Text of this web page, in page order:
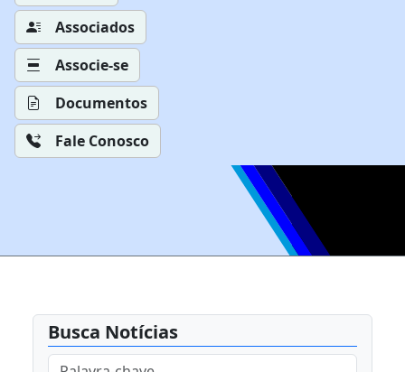
Associados
Associe-se
Documentos
Fale Conosco
Busca Notícias